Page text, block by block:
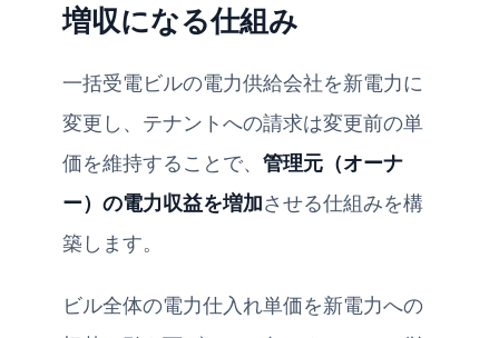
増収になる仕組み
一括受電ビルの電力供給会社を新電力に
変更し、テナントへの請求は変更前の単
価を維持することで、 管理元（オーナ
ー）の電力収益を増加させる仕組みを構
築します。
ビル全体の電力仕入れ単価を新電力への